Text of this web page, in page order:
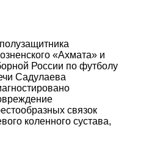
«Ахмата» и
России по футболу
Садулаева
связок
коленного сустава,